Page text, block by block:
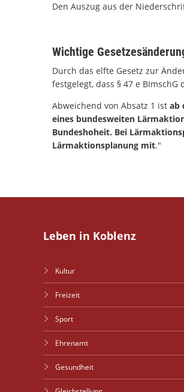
Den Auszug aus der
Wichtige
Durch das elfte Gesetz zur
festgelegt, dass § 47 e
Abweichend von Absatz 1 ist ab
eines bundesweiten
Bundeshoheit. Bei
Lärmaktionsplanung mit."
Leben in Koblenz
Kultur
Freizeit
Sport
Ehrenamt
Gesundheit